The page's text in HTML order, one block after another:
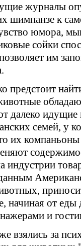
журналы
шимпанзе к
юмора,
сойки
им
предстоит
далеко
семей, у
их
индустрии
начиная от
и
взялись за